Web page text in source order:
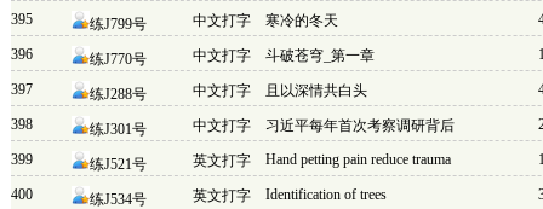
395 练J799号 中文打字 寒冷的冬天
396 练J770号 中文打字 斗破苍穹_第一章
397 练J288号 中文打字 且以深情共白头
398 练J301号 中文打字 习近平每年首次考察调研背后
399 练J521号 英文打字 Hand petting pain reduce trauma
400 练J534号 英文打字 Identification of trees